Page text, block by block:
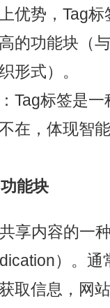
势，Tag标
的功能块（
形式）。
标签是一
在，体现智
能块
享内容的一
）。
取信息，网